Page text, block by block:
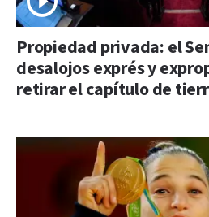
Propiedad privada: el
desalojos exprés y
retirar el capítulo de